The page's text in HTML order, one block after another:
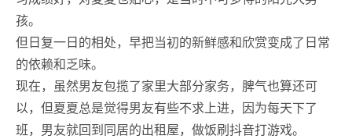
孩。
但日复一日的相处，早把当初的新鲜感和欣赏变成了日常
的依赖和乏味。
现在，虽然男友包揽了家里大部分家务，脾气也算还可
以，但夏夏总是觉得男友有些不求上进，因为每天下了
班，男友就回到同居的出租屋，做饭刷抖音打游戏。